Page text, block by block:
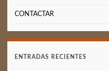
CONTACTAR
ENTRADAS RECIENTES